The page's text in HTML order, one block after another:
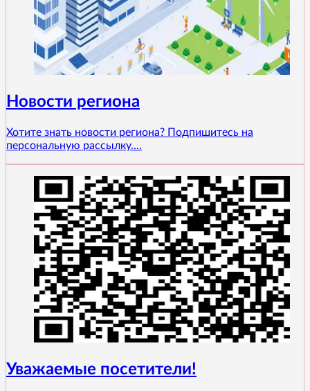
Новости региона
Хотите знать новости региона? Подпишитесь на
персональную рассылку....
Уважаемые посетители!